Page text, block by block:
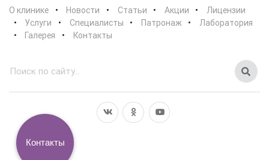
О клинике Новости Статьи Акции
Лицензии
Услуги
Специалисты Патронаж
Лаборатория
Галерея
Контакты
Контакты